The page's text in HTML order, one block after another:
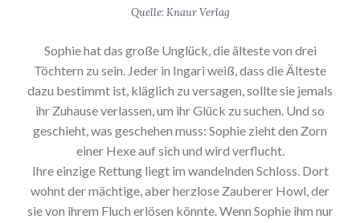
Quelle: Knaur Verlag
Sophie hat das große Unglück, die älteste von drei
Töchtern zu sein. Jeder in Ingari weiß, dass die Älteste
dazu bestimmt ist, kläglich zu versagen, sollte sie jemals
ihr Zuhause verlassen, um ihr Glück zu suchen. Und so
geschieht, was geschehen muss: Sophie zieht den Zorn
einer Hexe auf sich und wird verflucht.
Ihre einzige Rettung liegt im wandelnden Schloss. Dort
wohnt der mächtige, aber herzlose Zauberer Howl, der
sie von ihrem Fluch erlösen könnte. Wenn Sophie ihm nur